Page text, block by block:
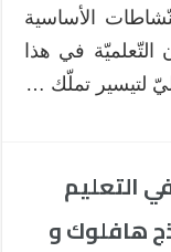
الأساسية
التّعلميّة في هذا
لتيسير تملّك …
التعليم
هافلوك و